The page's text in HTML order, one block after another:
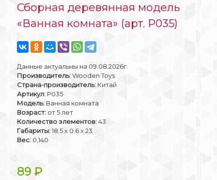
Сборная деревянная модель
«Ванная комната» (арт. P035)
Данные актуальны на 09.08.2026г.
Производитель:Wooden Toys
Страна-производитель: Китай
Артикул: P035
Модель: Ванная комната
Возраст: от 5 лет
Количество элементов:43
Габариты:18.5 x 0.6 x 23
Вес: 0,140
89 ₽